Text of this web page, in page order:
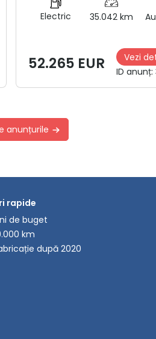
Electric 35.042 km
52.265 EUR
Vezi
ID anunț:
anunțurile
rapide
de buget
km
după 2020